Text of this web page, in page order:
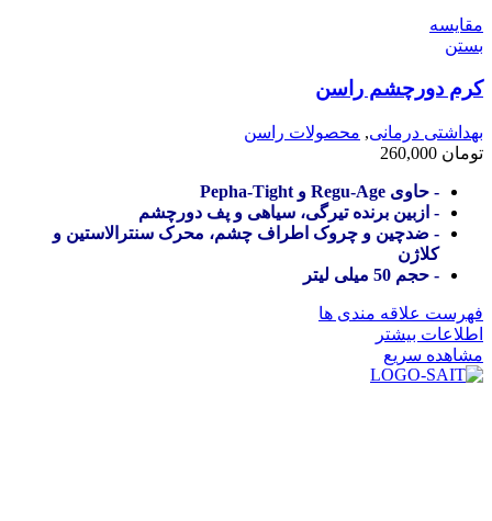
مقایسه
بستن
کرم دورچشم راسن
بهداشتی درمانی, محصولات راسن
تومان
- حاوی Regu-Age و Pepha-Tight
- ازبین برنده تیرگی، سیاهی و پف دورچشم
- ضدچین و چروک اطراف چشم، محرک سنترالاستین و
کلاژن
- حجم 50 میلی لیتر
فهرست علاقه مندی ها
اطلاعات بیشتر
مشاهده سریع